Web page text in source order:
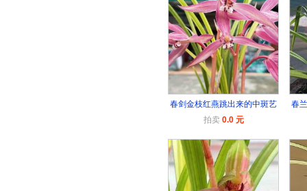
春剑金枝红燕跳出来的中斑艺
拍卖 0.0 元
春